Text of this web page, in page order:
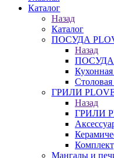
Каталог
Назад
Каталог
ПОСУДА
Назад
ПОСУДА
Кухонная
Столовая
ГРИЛИ
Назад
ГРИЛИ
Мангалы и